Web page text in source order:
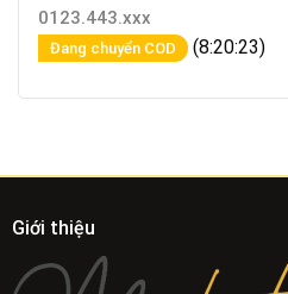
0123.443.xxx
Đang chuyển COD (8:20:23)
Giới thiệu